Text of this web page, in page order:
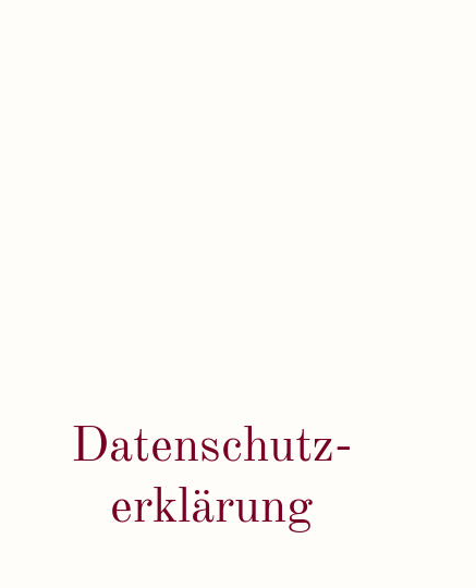
Datenschutz-
erklärung